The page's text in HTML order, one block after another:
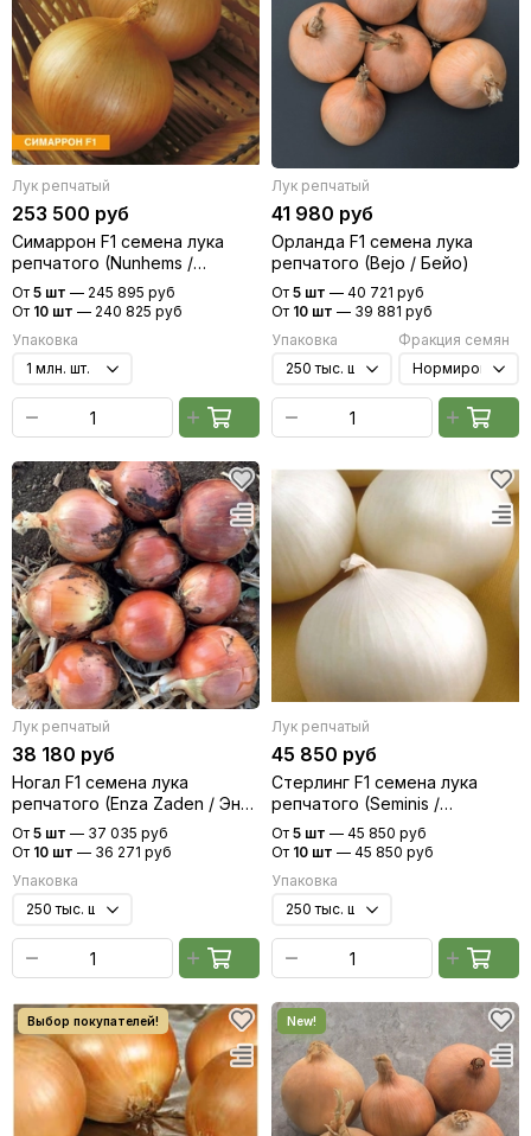
Лук репчатый
253 500 руб
Симаррон F1 семена лука
репчатого (Nunhems /
Нюнемс)
От 5 шт — 245 895 руб
От 10 шт — 240 825 руб
Упаковка
Лук репчатый
41 980 руб
Орланда F1 семена лука
репчатого (Bejo / Бейо)
От 5 шт — 40 721 руб
От 10 шт — 39 881 руб
Упаковка
Фракция семян
Лук репчатый
38 180 руб
Ногал F1 семена лука
репчатого (Enza Zaden / Энза
Заден)
От 5 шт — 37 035 руб
От 10 шт — 36 271 руб
Упаковка
Лук репчатый
45 850 руб
Стерлинг F1 семена лука
репчатого (Seminis /
Семинис)
От 5 шт — 45 850 руб
От 10 шт — 45 850 руб
Упаковка